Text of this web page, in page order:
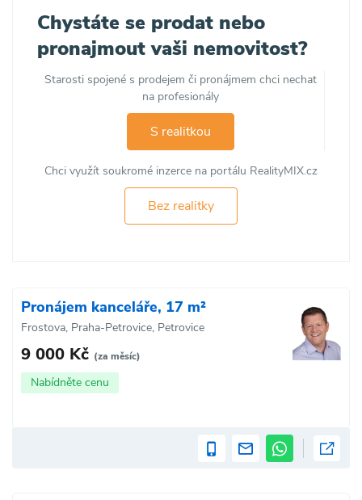
Chystáte se prodat nebo
pronajmout vaši nemovitost?
Starosti spojené s prodejem či pronájmem chci nechat
na profesionály
S realitkou
Chci využít soukromé inzerce na portálu RealityMIX.cz
Bez realitky
Pronájem kanceláře, 17 m²
Frostova, Praha-Petrovice, Petrovice
9 000 Kč (za měsíc)
Nabídněte cenu